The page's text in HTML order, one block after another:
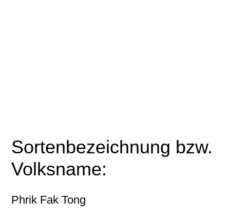
Sortenbezeichnung bzw.
Volksname:
Phrik Fak Tong